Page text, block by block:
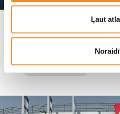
Ļaut
быстрый среди
Hyundai